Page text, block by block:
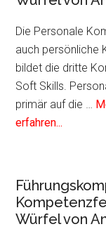
Die Personale
auch persönliche
bildet die dritte
Soft Skills.
primär auf die …
erfahren...
Personale
als
Würfel von